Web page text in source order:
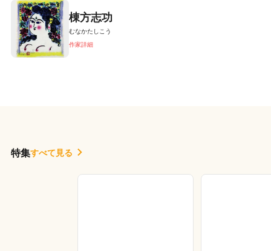
棟方志功
むなかたしこう
作家詳細
特集すべて見る